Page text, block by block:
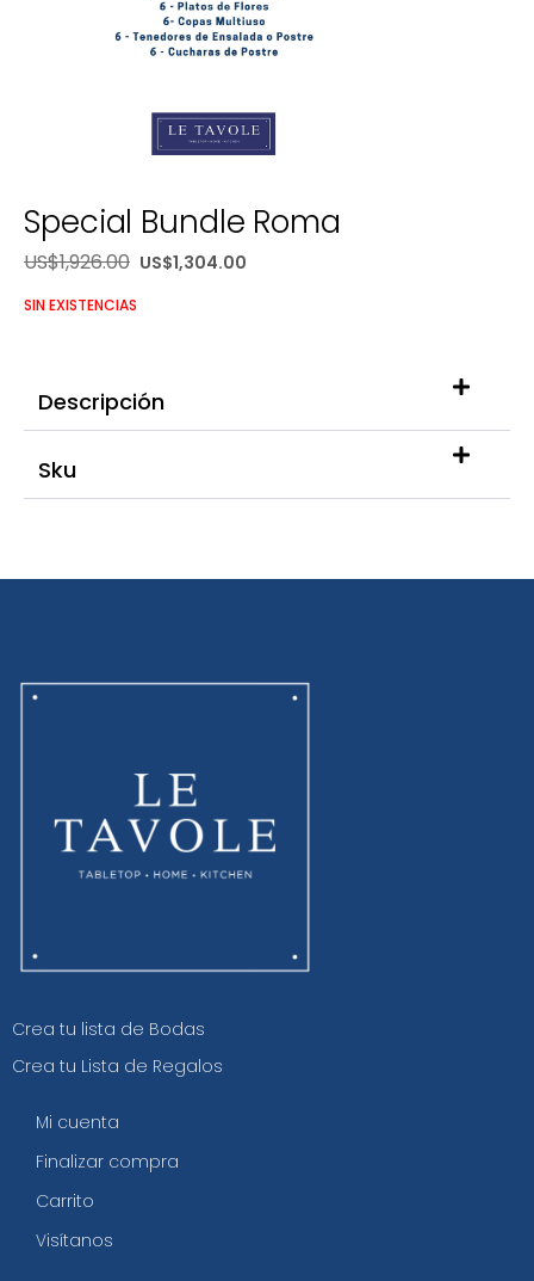
Special Bundle Roma
US$1,926.00 US$1,304.00
SIN EXISTENCIAS
Descripción
Sku
Crea tu lista de Bodas
Crea tu Lista de Regalos
Mi cuenta
Finalizar compra
Carrito
Visítanos